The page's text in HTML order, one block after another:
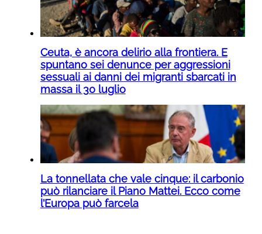
Ceuta, è ancora delirio alla frontiera. E
spuntano sei denunce per aggressioni
sessuali ai danni dei migranti sbarcati in
massa il 30 luglio
La tonnellata che vale cinque: il carbonio
può rilanciare il Piano Mattei. Ecco come
l’Europa può farcela